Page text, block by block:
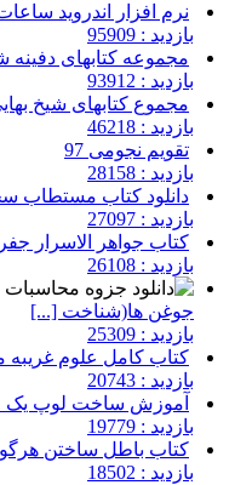
نرم افزار اندروید
بازدید : 95909
مجموعه کتابهای
بازدید : 93912
مجموع کتابهای شیخ
بازدید : 46218
تقویم نجومی 97
بازدید : 28158
دانلود کتاب مستطاب
بازدید : 27097
کتاب جواهر الاسرار جفر
بازدید : 26108
جوغن ها(شناخت [...]
بازدید : 25309
کتاب کامل علوم غریبه
بازدید : 20743
آموزش ساخت لوپ یک
بازدید : 19779
کتاب باطل ساختن
بازدید : 18502